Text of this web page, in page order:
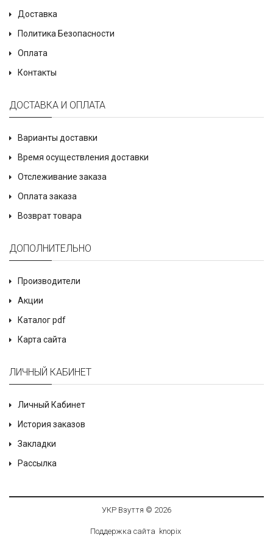
Доставка
Политика Безопасности
Оплата
Контакты
ДОСТАВКА И ОПЛАТА
Варианты доставки
Время осуществления доставки
Отслеживание заказа
Оплата заказа
Возврат товара
ДОПОЛНИТЕЛЬНО
Производители
Акции
Каталог pdf
Карта сайта
ЛИЧНЫЙ КАБИНЕТ
Личный Кабинет
История заказов
Закладки
Рассылка
УКР Взуття © 2026
Поддержка сайта knopix